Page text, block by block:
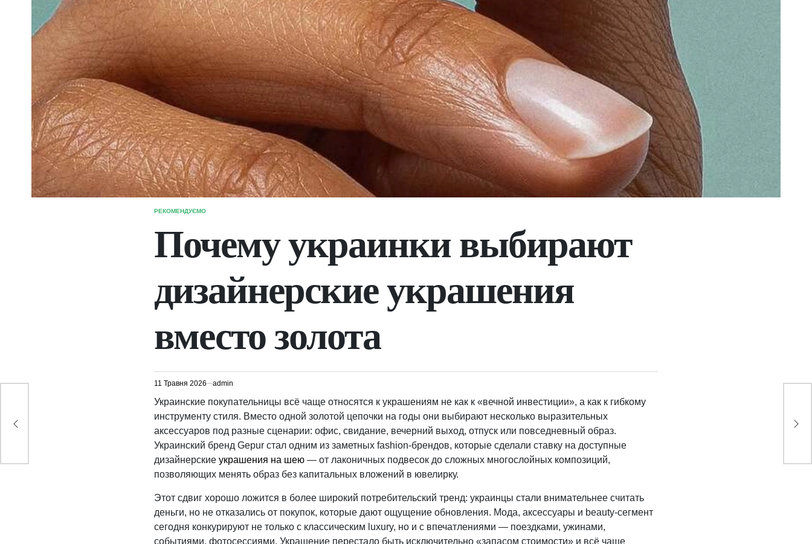
ОПУБЛІКУВАТИ
РЕКОМЕНДУЄМО
Почему украинки выбирают
дизайнерские украшения
вместо золота
11 Травня 2026 admin
Украинские покупательницы всё чаще относятся к украшениям не как к «вечной инвестиции», а как к гибкому
инструменту стиля. Вместо одной золотой цепочки на годы они выбирают несколько выразительных
аксессуаров под разные сценарии: офис, свидание, вечерний выход, отпуск или повседневный образ.
Украинский бренд Gepur стал одним из заметных fashion-брендов, которые сделали ставку на доступные
дизайнерскиеукрашения на шею — от лаконичных подвесок до сложных многослойных композиций,
позволяющих менять образ без капитальных вложений в ювелирку.
Этот сдвиг хорошо ложится в более широкий потребительский тренд: украинцы стали внимательнее считать
деньги, но не отказались от покупок, которые дают ощущение обновления. Мода, аксессуары и beauty-сегмент
сегодня конкурируют не только с классическим luxury, но и с впечатлениями — поездками, ужинами,
событиями, фотосессиями. Украшение перестало быть исключительно «запасом стоимости» и всё чаще